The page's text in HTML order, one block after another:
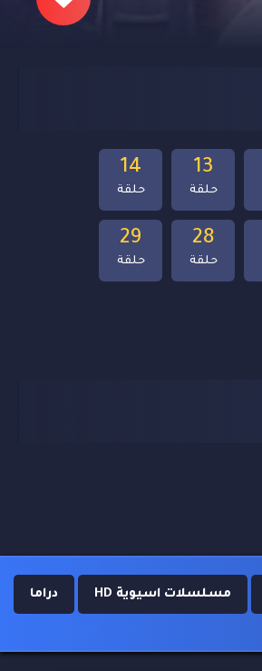
29
حلقة
28
حلقة
14
حلقة
13
حلقة
مسلسلات اسيوية HD دراما